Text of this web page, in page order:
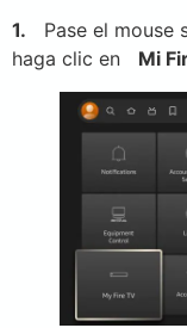
1. Pase el mouse
haga clic en Mi